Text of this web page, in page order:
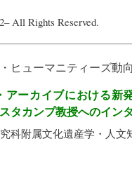
All Rights Reserved.
ヒューマニティーズ動
ーカイブにおける新
タカンプ教授へのイン
科附属文化遺産学・人文